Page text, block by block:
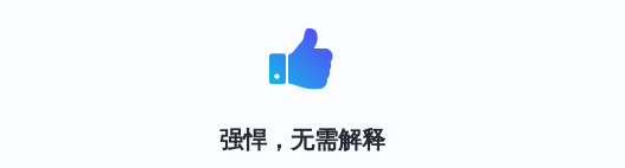
强悍，无需解释